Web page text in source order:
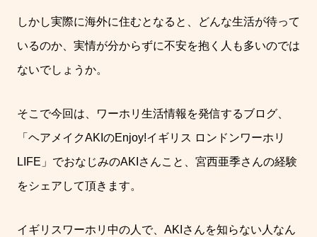
しかし実際に海外に住むとなると、どんな生活が待って
いるのか、実情が分からずに不安を抱く人も多いのでは
ないでしょうか。
そこで今回は、ワーホリ生活情報を発信するブログ、
「ヘアメイクAKI のEnjoy!イギリス ロンドンワーホリ
LIFE 」でおなじみのAKI さんこと、宮西亜季さんの経験
をシェアして頂きます。
イギリスワーホリ中の人で、 AKI さんを知らない人なん